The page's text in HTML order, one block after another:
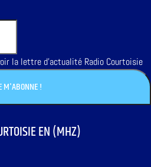
la lettre d'actualité Radio Courtoisie
EN (MHZ)